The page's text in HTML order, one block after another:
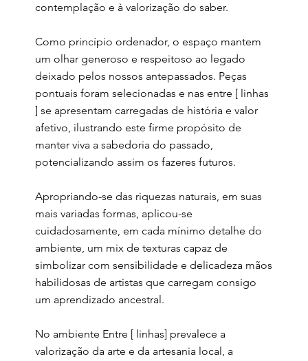
contemplação e à valorização do saber.
Como princípio ordenador, o espaço mantem
um olhar generoso e respeitoso ao legado
deixado pelos nossos antepassados. Peças
pontuais foram selecionadas e nas entre [ linhas
] se apresentam carregadas de história e valor
afetivo, ilustrando este firme propósito de
manter viva a sabedoria do passado,
potencializando assim os fazeres futuros.
Apropriando-se das riquezas naturais, em suas
mais variadas formas, aplicou-se
cuidadosamente, em cada mínimo detalhe do
ambiente, um mix de texturas capaz de
simbolizar com sensibilidade e delicadeza mãos
habilidosas de artistas que carregam consigo
um aprendizado ancestral.
No ambiente Entre [ linhas] prevalece a
valorização da arte e da artesania local, a